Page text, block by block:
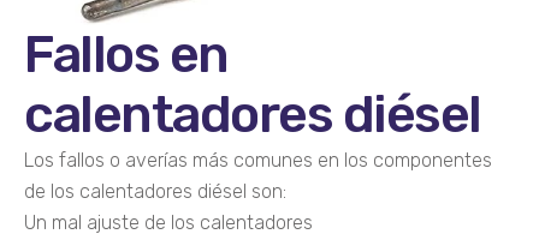
Fallos en
calentadores diésel
Los fallos o averías más comunes en los componentes
de los calentadores diésel son:
Un mal ajuste de los calentadores